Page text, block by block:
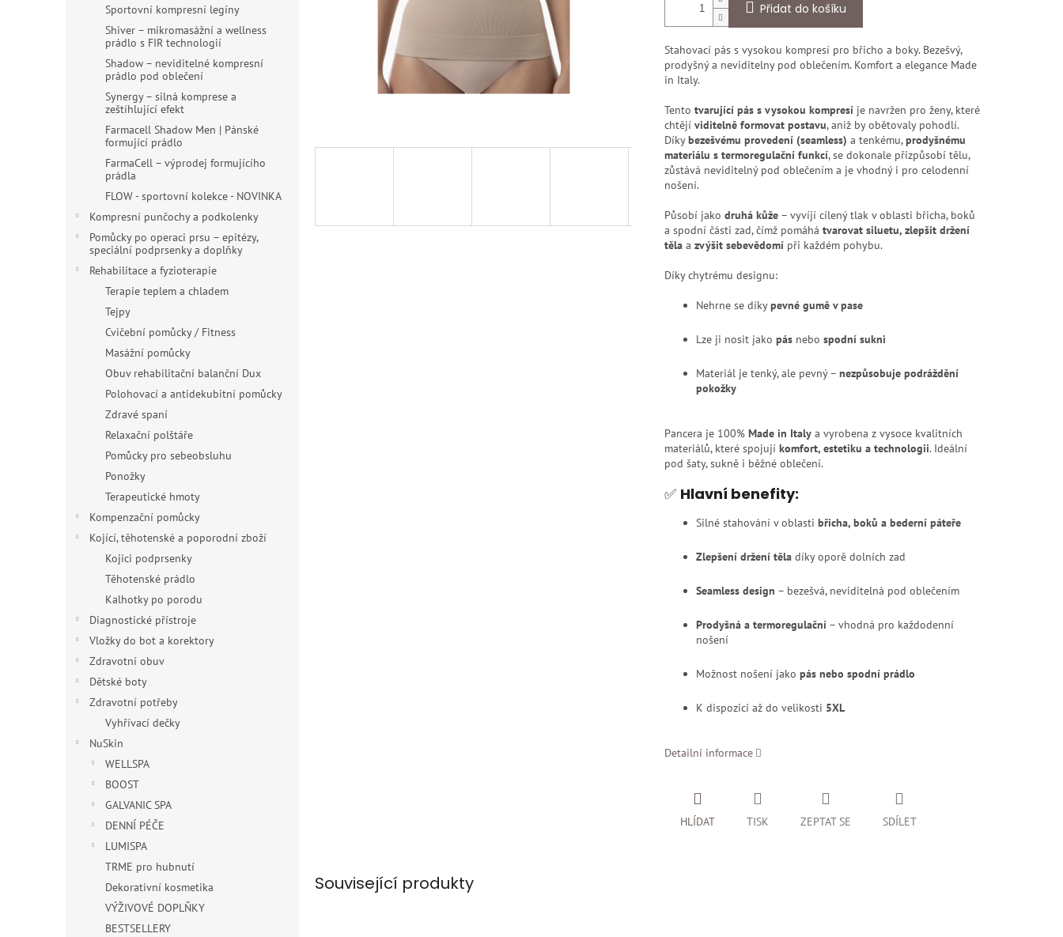
Sportovní kompresní legíny
Shiver – mikromasážní a wellness
prádlo s FIR technologií
Shadow – neviditelné kompresní
prádlo pod oblečení
Synergy – silná komprese a
zeštíhlující efekt
Farmacell Shadow Men | Pánské
formující prádlo
FarmaCell – výprodej formujícího
prádla
FLOW - sportovní kolekce - NOVINKA
Kompresní punčochy a podkolenky
Pomůcky po operaci prsu – epitézy,
speciální podprsenky a doplňky
Rehabilitace a fyzioterapie
Terapie teplem a chladem
Tejpy
Cvičební pomůcky / Fitness
Masážní pomůcky
Obuv rehabilitační balanční Dux
Polohovací a antidekubitní pomůcky
Zdravé spaní
Relaxační polštáře
Pomůcky pro sebeobsluhu
Ponožky
Terapeutické hmoty
Kompenzační pomůcky
Kojící, těhotenské a poporodní zboží
Kojici podprsenky
Těhotenské prádlo
Kalhotky po porodu
Diagnostické přístroje
Vložky do bot a korektory
Zdravotní obuv
Dětské boty
Zdravotní potřeby
Vyhřívací dečky
NuSkin
WELLSPA
BOOST
GALVANIC SPA
DENNÍ PÉČE
LUMISPA
TRME pro hubnutí
Dekorativní kosmetika
VÝŽIVOVÉ DOPLŇKY
BESTSELLERY
Přidat do košíku
Stahovací pás s vysokou kompresí pro břicho a boky. Bezešvý,
prodyšný a neviditelny pod oblečením. Komfort a elegance Made
in Italy.
Tento tvarující pás s vysokou kompresíje navržen pro ženy, které
chtějí viditelně formovat postavu, aniž by obětovaly pohodlí.
Díkybezešvému provedení (seamless) a tenkému,prodyšnému
materiálu s termoregulační funkcí, se dokonale přizpůsobí tělu,
zůstává neviditelný pod oblečením a je vhodný i pro celodenní
nošení.
Působí jako druhá kůže– vyvíjí cílený tlak v oblasti břicha, boků
a spodní části zad, čímž pomáhá tvarovat siluetu, zlepšit držení
tělaa zvýšit sebevědomípři každém pohybu.
Díky chytrému designu:
Nehrne se díkypevné gumě v pase
Lze ji nosit jako pásnebo spodní sukni
Materiál je tenký, ale pevný – nezpůsobuje podráždění
pokožky
Pancera je 100% Made in Italya vyrobena z vysoce kvalitních
materiálů, které spojují komfort, estetiku a technologii. Ideální
pod šaty, sukně i běžné oblečení.
✅ Hlavní benefity:
Silné stahování v oblasti břicha, boků a bederní páteře
Zlepšení držení těladíky oporě dolních zad
Seamless design – bezešvá, neviditelná pod oblečením
Prodyšná a termoregulační– vhodná pro každodenní
nošení
Možnost nošení jako pás nebo spodní prádlo
K dispozici až do velikosti 5XL
Detailní informace
TISK ZEPTAT SE
HLÍDAT SDÍLET
Související produkty